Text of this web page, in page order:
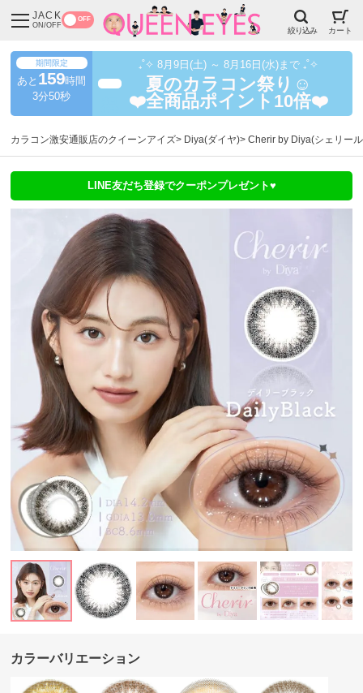
JACK
ON/OFF
OFF
絞り込み カート
期間限定
あと 159時間
3分49秒
₊˚✧ 8月9日(土) ～ 8月16日(水)まで ₊˚✧
夏のカラコン祭り☺️
❤️全商品ポイント10倍❤️
カラコン激安通販店のクイーンアイズ Diya(ダイヤ) Cherir by Diya(シェリー
LINE友だち登録でクーポンプレゼント♥
カラーバリエーション